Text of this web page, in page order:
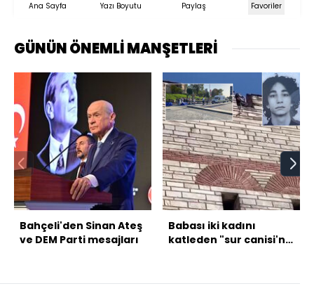
Ana Sayfa Yazı Boyutu Paylaş Favoriler
GÜNÜN ÖNEMLİ MANŞETLERİ
Bahçeli'den Sinan Ateş
ve DEM Parti mesajları
Babası iki kadını
katleden "sur canisi'ni